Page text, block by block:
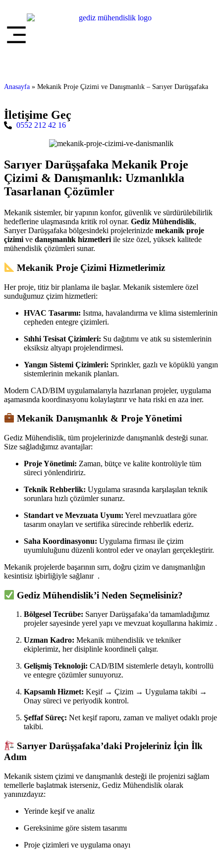
Anasayfa » Mekanik Proje Çizimi ve Danışmanlık – Sarıyer Darüşşafaka
İletişime Geç
0552 212 42 16
Sarıyer Darüşşafaka Mekanik Proje
Çizimi & Danışmanlık: Uzmanlıkla
Tasarlanan Çözümler
Mekanik sistemler, bir yapının konfor, güvenlik ve sürdürülebilirlik
hedeflerine ulaşmasında kritik rol oynar. Gediz Mühendislik,
Sarıyer Darüşşafaka bölgesindeki projelerinizde mekanik proje
çizimi ve danışmanlık hizmetleri ile size özel, yüksek kalitede
mühendislik çözümleri sunar.
Mekanik Proje Çizimi Hizmetlerimiz
Her proje, titiz bir planlama ile başlar. Mekanik sistemlere özel
sunduğumuz çizim hizmetleri:
HVAC Tasarımı: Isıtma, havalandırma ve klima sistemlerinin
cepheden entegre çizimleri.
Sıhhi Tesisat Çizimleri: Su dağıtımı ve atık su sistemlerinin
eksiksiz altyapı projelendirmesi.
Yangın Sistemi Çizimleri: Sprinkler, gazlı ve köpüklü yangın
sistemlerinin mekanik planları.
Modern CAD/BIM uygulamalarıyla hazırlanan projeler, uygulama
aşamasında koordinasyonu kolaylaştırır ve hata riski en aza iner.
Mekanik Danışmanlık & Proje Yönetimi
Gediz Mühendislik, tüm projelerinizde danışmanlık desteği sunar.
Size sağladığımız avantajlar:
Proje Yönetimi: Zaman, bütçe ve kalite kontrolüyle tüm
süreci yönlendiririz.
Teknik Rehberlik: Uygulama sırasında karşılaşılan teknik
sorunlara hızlı çözümler sunarız.
Standart ve Mevzuata Uyum: Yerel mevzuatlara göre
tasarım onayları ve sertifika sürecinde rehberlik ederiz.
Saha Koordinasyonu: Uygulama firması ile çizim
uyumluluğunu düzenli kontrol eder ve onayları gerçekleştirir.
Mekanik projelerde başarının sırrı, doğru çizim ve danışmanlığın
kesintisiz işbirliğiyle sağlanır .
Gediz Mühendislik’i Neden Seçmelisiniz?
Bölgesel Tecrübe: Sarıyer Darüşşafaka’da tamamladığımız
projeler sayesinde yerel yapı ve mevzuat koşullarına hakimiz .
Uzman Kadro: Mekanik mühendislik ve tekniker
ekiplerimiz, her disiplinle koordineli çalışır.
Gelişmiş Teknoloji: CAD/BIM sistemlerle detaylı, kontrollü
ve entegre çözümler sunuyoruz.
Kapsamlı Hizmet: Keşif → Çizim → Uygulama takibi →
Onay süreci ve periyodik kontrol.
Şeffaf Süreç: Net keşif raporu, zaman ve maliyet odaklı proje
takibi.
Sarıyer Darüşşafaka’daki Projeleriniz İçin İlk
Adım
Mekanik sistem çizimi ve danışmanlık desteği ile projenizi sağlam
temellerle başlatmak isterseniz, Gediz Mühendislik olarak
yanınızdayız:
Yerinde keşif ve analiz
Gereksinime göre sistem tasarımı
Proje çizimleri ve uygulama onayı